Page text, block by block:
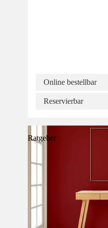
Online bestellbar
Reservierbar
Ratgeber